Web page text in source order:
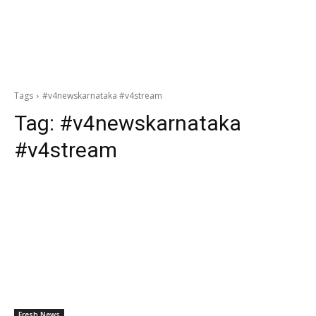
Tags #v4newskarnataka #v4stream
Tag: #v4newskarnataka
#v4stream